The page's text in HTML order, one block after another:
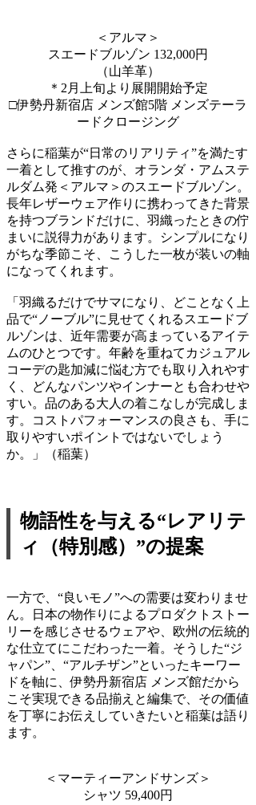
＜アルマ＞
スエードブルゾン 132,000円
（山羊革）
＊2月上旬より展開開始予定
□伊勢丹新宿店 メンズ館5階 メンズテーラ
ードクロージング
さらに稲葉が“日常のリアリティ”を満たす
一着として推すのが、オランダ・アムステ
ルダム発＜アルマ＞のスエードブルゾン。
長年レザーウェア作りに携わってきた背景
を持つブランドだけに、羽織ったときの佇
まいに説得力があります。シンプルになり
がちな季節こそ、こうした一枚が装いの軸
になってくれます。
「羽織るだけでサマになり、どことなく上
品で“ノーブル”に見せてくれるスエードブ
ルゾンは、近年需要が高まっているアイテ
ムのひとつです。年齢を重ねてカジュアル
コーデの匙加減に悩む方でも取り入れやす
く、どんなパンツやインナーとも合わせや
すい。品のある大人の着こなしが完成しま
す。コストパフォーマンスの良さも、手に
取りやすいポイントではないでしょう
か。」（稲葉）
物語性を与える“レアリテ
ィ（特別感）”の提案
一方で、“良いモノ”への需要は変わりませ
ん。日本の物作りによるプロダクトストー
リーを感じさせるウェアや、欧州の伝統的
な仕立てにこだわった一着。そうした“ジ
ャパン”、“アルチザン”といったキーワー
ドを軸に、伊勢丹新宿店 メンズ館だから
こそ実現できる品揃えと編集で、その価値
を丁寧にお伝えしていきたいと稲葉は語り
ます。
＜マーティーアンドサンズ＞
シャツ 59,400円